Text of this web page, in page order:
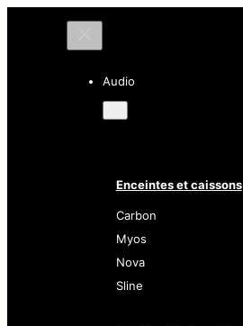
Audio
Enceintes et caissons
Carbon
Myos
Nova
Sline